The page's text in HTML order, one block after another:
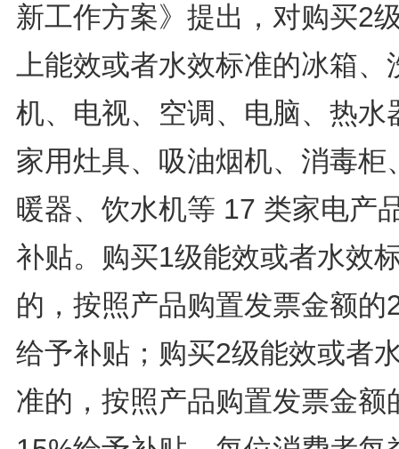
新工作方案》提出，对购买2
上能效或者水效标准的冰箱、
机、电视、空调、电脑、热水
家用灶具、吸油烟机、消毒柜
暖器、饮水机等 17 类家电产
补贴。购买1级能效或者水效
的，按照产品购置发票金额的
给予补贴；购买2级能效或者
准的，按照产品购置发票金额